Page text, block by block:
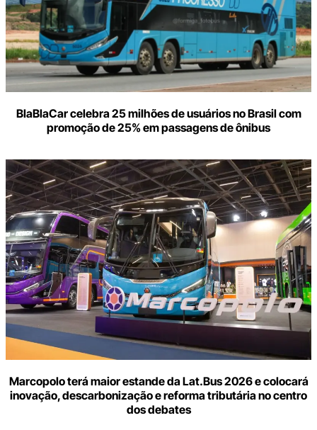
BlaBlaCar celebra 25 milhões de usuários no Brasil com
promoção de 25% em passagens de ônibus
Marcopolo terá maior estande da Lat.Bus 2026 e colocará
inovação, descarbonização e reforma tributária no centro
dos debates